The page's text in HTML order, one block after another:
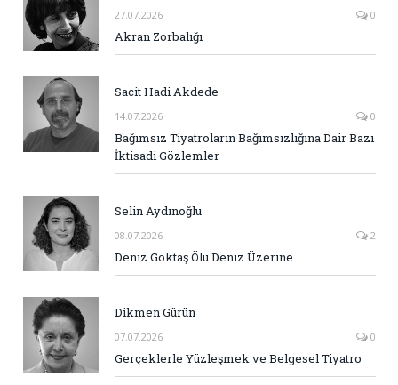
27.07.2026 0
Akran Zorbalığı
Sacit Hadi Akdede
14.07.2026 0
Bağımsız Tiyatroların Bağımsızlığına Dair Bazı
İktisadi Gözlemler
Selin Aydınoğlu
08.07.2026 2
Deniz Göktaş Ölü Deniz Üzerine
Dikmen Gürün
07.07.2026 0
Gerçeklerle Yüzleşmek ve Belgesel Tiyatro